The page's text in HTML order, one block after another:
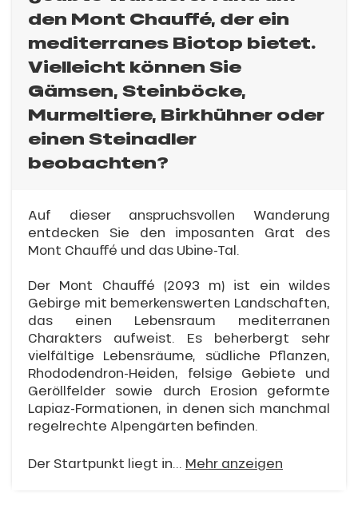
den Mont Chauffé, der ein
mediterranes Biotop bietet.
Vielleicht können Sie
Gämsen, Steinböcke,
Murmeltiere, Birkhühner oder
einen Steinadler
beobachten?
Auf dieser anspruchsvollen Wanderung
entdecken Sie den imposanten Grat des
Mont Chauffé und das Ubine-Tal.
Der Mont Chauffé (2093 m) ist ein wildes
Gebirge mit bemerkenswerten Landschaften,
das einen Lebensraum mediterranen
Charakters aufweist. Es beherbergt sehr
vielfältige Lebensräume, südliche Pflanzen,
Rhododendron-Heiden, felsige Gebiete und
Geröllfelder sowie durch Erosion geformte
Lapiaz-Formationen, in denen sich manchmal
regelrechte Alpengärten befinden.
Der Startpunkt liegt in... Mehr anzeigen